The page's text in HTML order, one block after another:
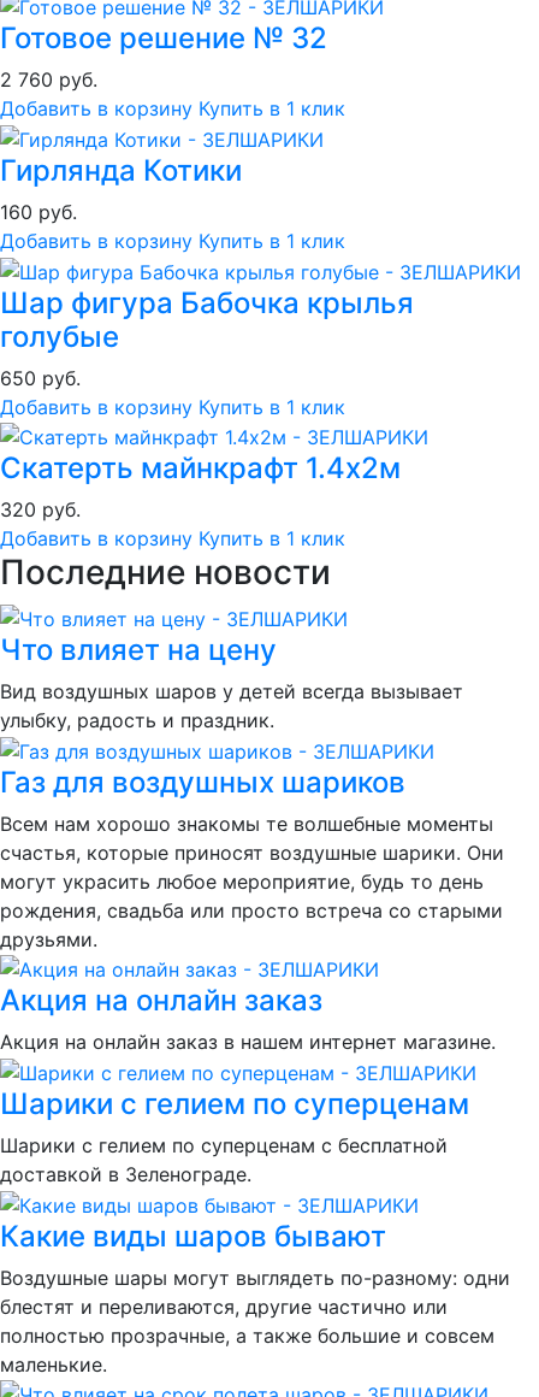
Готовое решение № 32
2 760 руб.
Добавить в корзину Купить в 1 клик
Гирлянда Котики
160 руб.
Добавить в корзину Купить в 1 клик
Шар фигура Бабочка крылья
голубые
650 руб.
Добавить в корзину Купить в 1 клик
Скатерть майнкрафт 1.4х2м
320 руб.
Добавить в корзину Купить в 1 клик
Последние новости
Что влияет на цену
Вид воздушных шаров у детей всегда вызывает
улыбку, радость и праздник.
Газ для воздушных шариков
Всем нам хорошо знакомы те волшебные моменты
счастья, которые приносят воздушные шарики. Они
могут украсить любое мероприятие, будь то день
рождения, свадьба или просто встреча со старыми
друзьями.
Акция на онлайн заказ
Акция на онлайн заказ в нашем интернет магазине.
Шарики с гелием по суперценам
Шарики с гелием по суперценам с бесплатной
доставкой в Зеленограде.
Какие виды шаров бывают
Воздушные шары могут выглядеть по-разному: одни
блестят и переливаются, другие частично или
полностью прозрачные, а также большие и совсем
маленькие.